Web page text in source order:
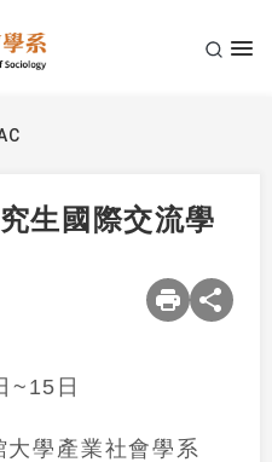
生國際交流學
~15日
大學產業社會學系